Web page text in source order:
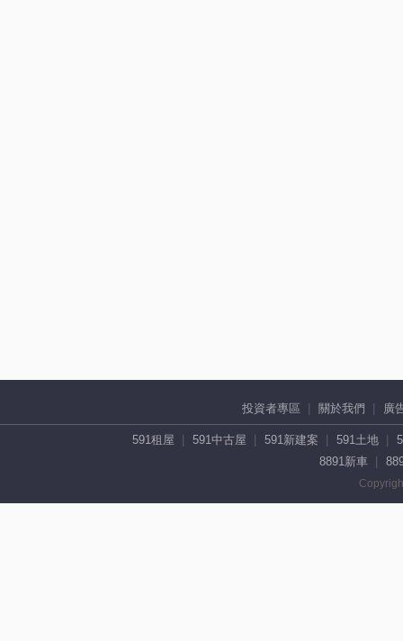
投資者專區 關於我們 廣
591租屋 591中古屋 591新建案 591土地
8891新車